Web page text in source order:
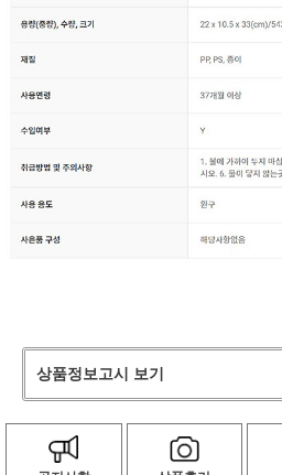
상품정보고시 보기